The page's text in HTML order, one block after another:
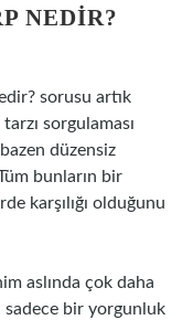
NEDIR?
sorusu artık
sorgulaması
düzensiz
bunların bir
karşılığı olduğunu
aslında çok daha
sadece bir yorgunluk